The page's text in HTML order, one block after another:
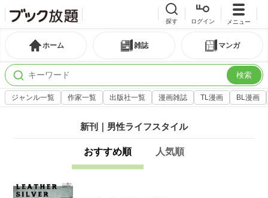
探す ログイン メニュー
ホーム 雑誌 マンガ
検索
ジャンル一覧 作家一覧 出版社一覧 漫画雑誌 TL漫画 BL漫画
新刊｜男性ライフスタイル
おすすめ順 人気順